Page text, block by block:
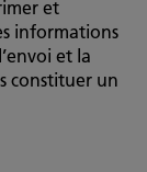
et
informations
et la
constituer un